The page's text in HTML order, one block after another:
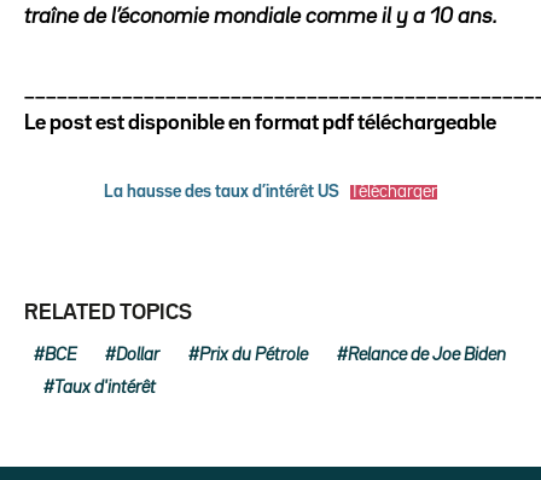
traîne de l’économie mondiale comme il y a 10 ans.
Le post est disponible en format pdf téléchargeable
La hausse des taux d’intérêt US Télécharger
RELATED TOPICS
BCE Dollar Prix du Pétrole Relance de Joe Biden
Taux d'intérêt